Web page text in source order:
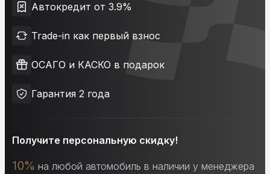
Автокредит от 3.9%
Trade-in как первый взнос
ОСАГО и КАСКО в подарок
Гарантия 2 года
Получите персональную скидку!
10% на любой автомобиль в наличии у менеджера